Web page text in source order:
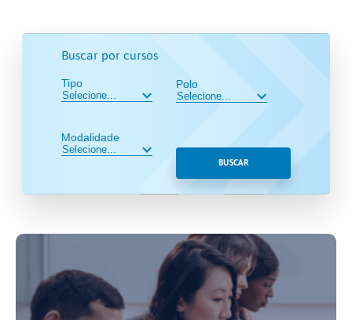
Buscar por cursos
Tipo
Modalidade
Polo
BUSCAR